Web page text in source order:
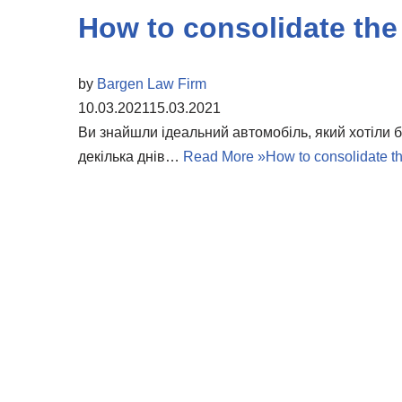
How to consolidate
by Bargen Law Firm
10.03.202115.03.2021
Ви знайшли ідеальний автомобіль, який
декілька днів… Read More »How to consolidate